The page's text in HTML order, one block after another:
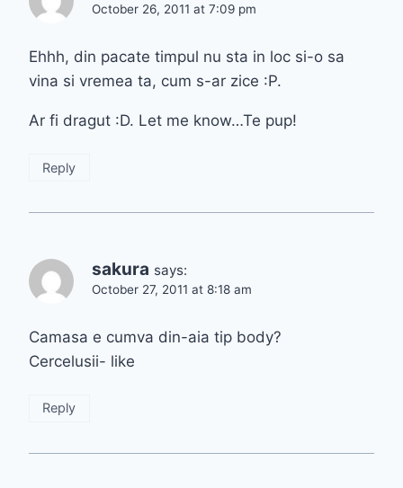
October 26, 2011 at 7:09 pm
Ehhh, din pacate timpul nu sta in loc si-o sa
vina si vremea ta, cum s-ar zice :P.
Ar fi dragut :D. Let me know…Te pup!
Reply
sakura says:
October 27, 2011 at 8:18 am
Camasa e cumva din-aia tip body?
Cercelusii- like
Reply